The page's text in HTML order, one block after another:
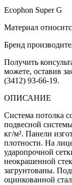
Ecophon Super G
Материал
Бренд
Получить
можете, оставив
(3412) 93-66-19.
ОПИСАНИЕ
Система потолка
подвесной
кг/м². Панели
плотности. На
ударопрочной
неокрашенной
загрунтованы.
оцинкованной